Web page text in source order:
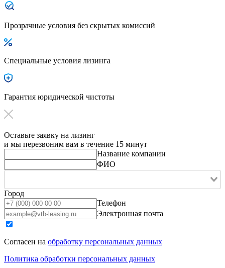
Прозрачные условия без скрытых комиссий
Специальные условия лизинга
Гарантия юридической чистоты
Оставьте заявку на лизинг
и мы перезвоним вам в течение 15 минут
Название компании
ФИО
Город
Телефон
Электронная почта
Согласен на обработку персональных данных
Политика обработки персональных данных